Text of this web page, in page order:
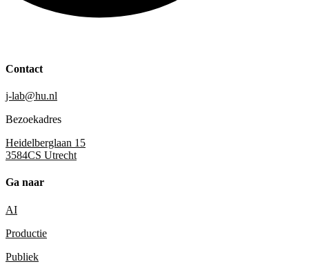
Contact
j-lab@hu.nl
Bezoekadres
Heidelberglaan 15
3584CS Utrecht
Ga naar
AI
Productie
Publiek